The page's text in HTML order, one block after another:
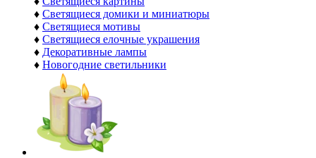
♦ Светящиеся домики и миниатюры
♦ Светящиеся мотивы
♦ Светящиеся елочные украшения
♦ Декоративные лампы
♦ Новогодние светильники